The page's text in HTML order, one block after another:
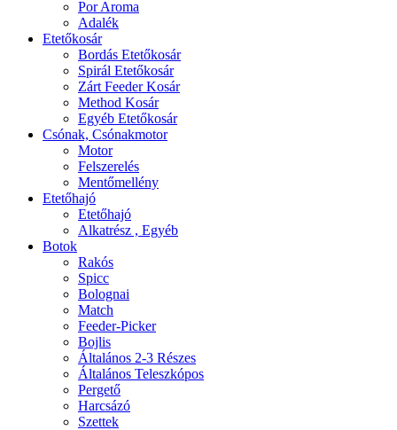
Por Aroma
Adalék
Etetőkosár
Bordás Etetőkosár
Spirál Etetőkosár
Zárt Feeder Kosár
Method Kosár
Egyéb Etetőkosár
Csónak, Csónakmotor
Motor
Felszerelés
Mentőmellény
Etetőhajó
Etetőhajó
Alkatrész , Egyéb
Botok
Rakós
Spicc
Bolognai
Match
Feeder-Picker
Bojlis
Általános 2-3 Részes
Általános Teleszkópos
Pergető
Harcsázó
Szettek